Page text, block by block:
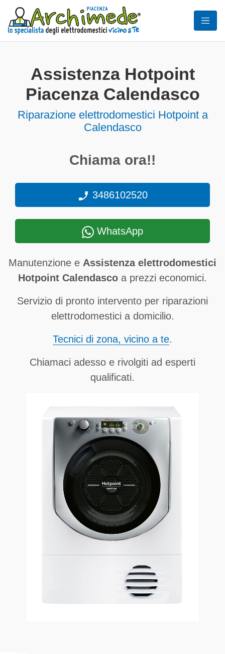
Assistenza Hotpoint
Piacenza Calendasco
Riparazione elettrodomestici Hotpoint a
Calendasco
Chiama ora!!
3486102520
WhatsApp
Manutenzione e Assistenza elettrodomestici
Hotpoint Calendasco a prezzi economici.
Servizio di pronto intervento per riparazioni
elettrodomestici a domicilio.
Tecnici di zona, vicino a te.
Chiamaci adesso e rivolgiti ad esperti
qualificati.